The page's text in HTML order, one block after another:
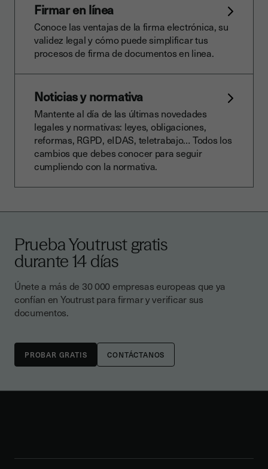
Firmar en línea
Conoce las ventajas de la firma electrónica, su
validez legal y cómo puede simplificar tus
procesos de firma de documentos en linea.
Noticias y normativa
Mantente al día de las últimas novedades
legales y normativas: leyes, obligaciones,
reformas, RGPD, eIDAS, teletrabajo… Todos los
cambios que debes conocer para seguir
cumpliendo con la normativa.
Prueba Youtrust gratis
durante 14 días
Únete a más de 30 000 empresas europeas que ya
confían en Youtrust para firmar y verificar sus
documentos.
CONTÁCTANOS